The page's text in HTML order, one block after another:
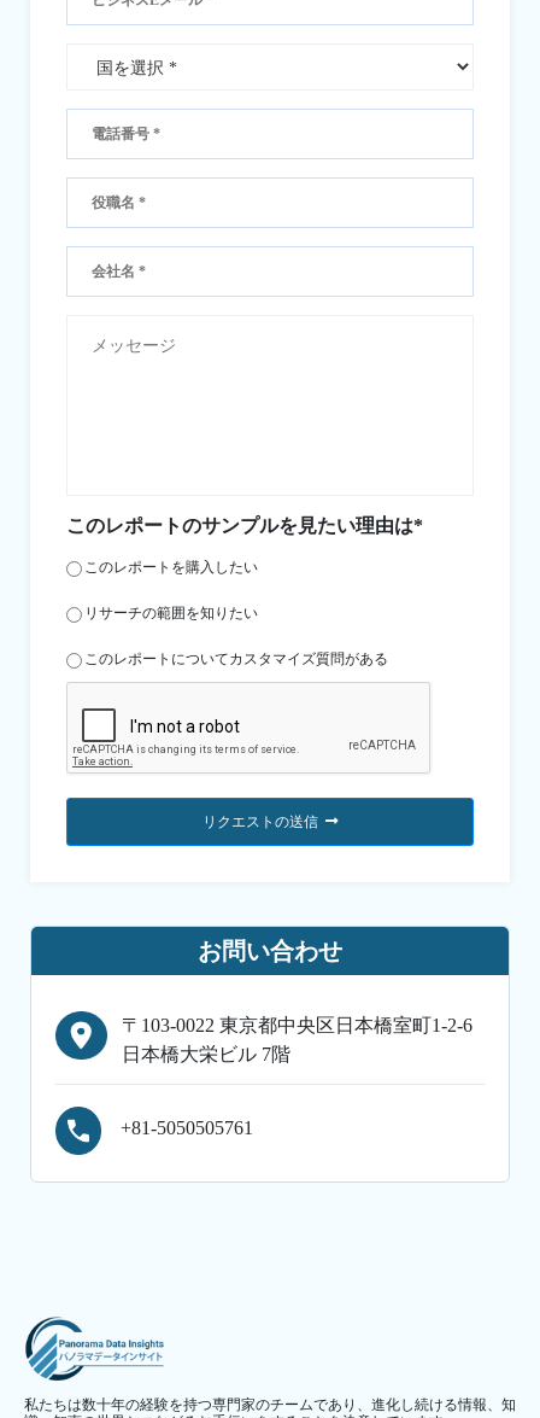
このレポートのサンプルを見たい理由は*
このレポートを購入したい
リサーチの範囲を知りたい
このレポートについてカスタマイズ質問がある
リクエストの送信
お問い合わせ
〒103-0022 東京都中央区日本橋室町1-2-6
日本橋大栄ビル 7階
+81-5050505761
私たちは数十年の経験を持つ専門家のチームであり、進化し続ける情報、知